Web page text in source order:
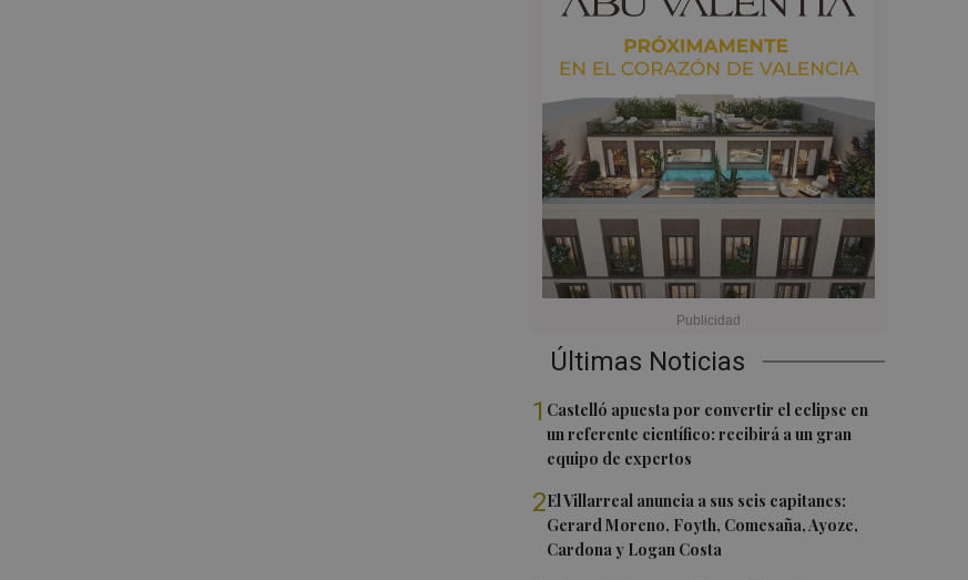
Últimas Noticias
1 Castelló apuesta por convertir el eclipse en
un referente científico: recibirá a un gran
equipo de expertos
2El Villarreal anuncia a sus seis capitanes:
Gerard Moreno, Foyth, Comesaña, Ayoze,
Cardona y Logan Costa